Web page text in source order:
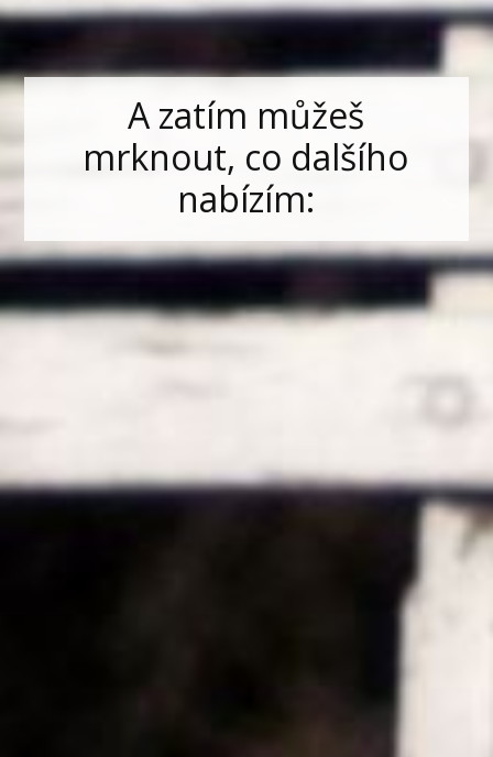
A zatím můžeš
mrknout, co dalšího
nabízím: